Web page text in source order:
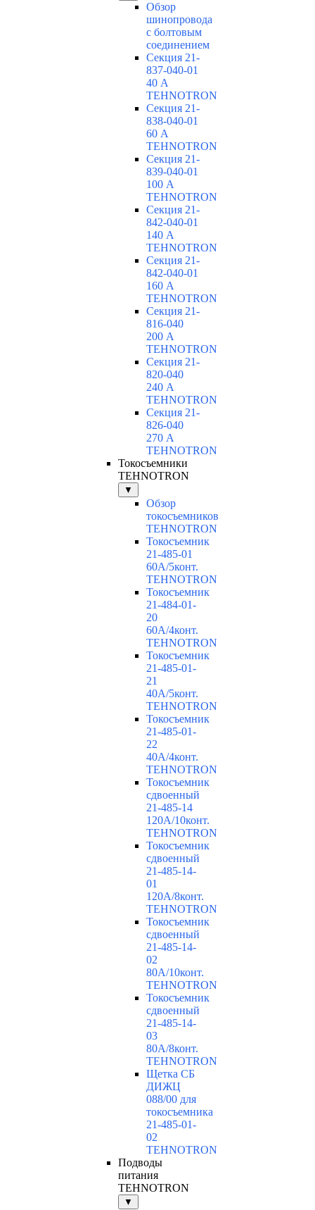
Обзор
шинопровода
с болтовым
соединением
Секция 21-
837-040-01
40 А
TEHNOTRON
Секция 21-
838-040-01
60 А
TEHNOTRON
Секция 21-
839-040-01
100 А
TEHNOTRON
Секция 21-
842-040-01
140 А
TEHNOTRON
Секция 21-
842-040-01
160 А
TEHNOTRON
Секция 21-
816-040
200 А
TEHNOTRON
Секция 21-
820-040
240 А
TEHNOTRON
Секция 21-
826-040
270 А
TEHNOTRON
Токосъемники
TEHNOTRON
▼
Обзор
токосъемников
TEHNOTRON
Токосъемник
21-485-01
60А/5конт.
TEHNOTRON
Токосъемник
21-484-01-
20
60А/4конт.
TEHNOTRON
Токосъемник
21-485-01-
21
40А/5конт.
TEHNOTRON
Токосъемник
21-485-01-
22
40А/4конт.
TEHNOTRON
Токосъемник
сдвоенный
21-485-14
120А/10конт.
TEHNOTRON
Токосъемник
сдвоенный
21-485-14-
01
120А/8конт.
TEHNOTRON
Токосъемник
сдвоенный
21-485-14-
02
80А/10конт.
TEHNOTRON
Токосъемник
сдвоенный
21-485-14-
03
80А/8конт.
TEHNOTRON
Щетка СБ
ДИЖЦ
088/00 для
токосъемника
21-485-01-
02
TEHNOTRON
Подводы
питания
TEHNOTRON
▼